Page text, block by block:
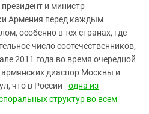
и министр
Армения перед каждым
особенно в тех странах, где
число соотечественников,
2011 года во время очередной
армянских диаспор Москвы и
что в России -одна из
структур во всем